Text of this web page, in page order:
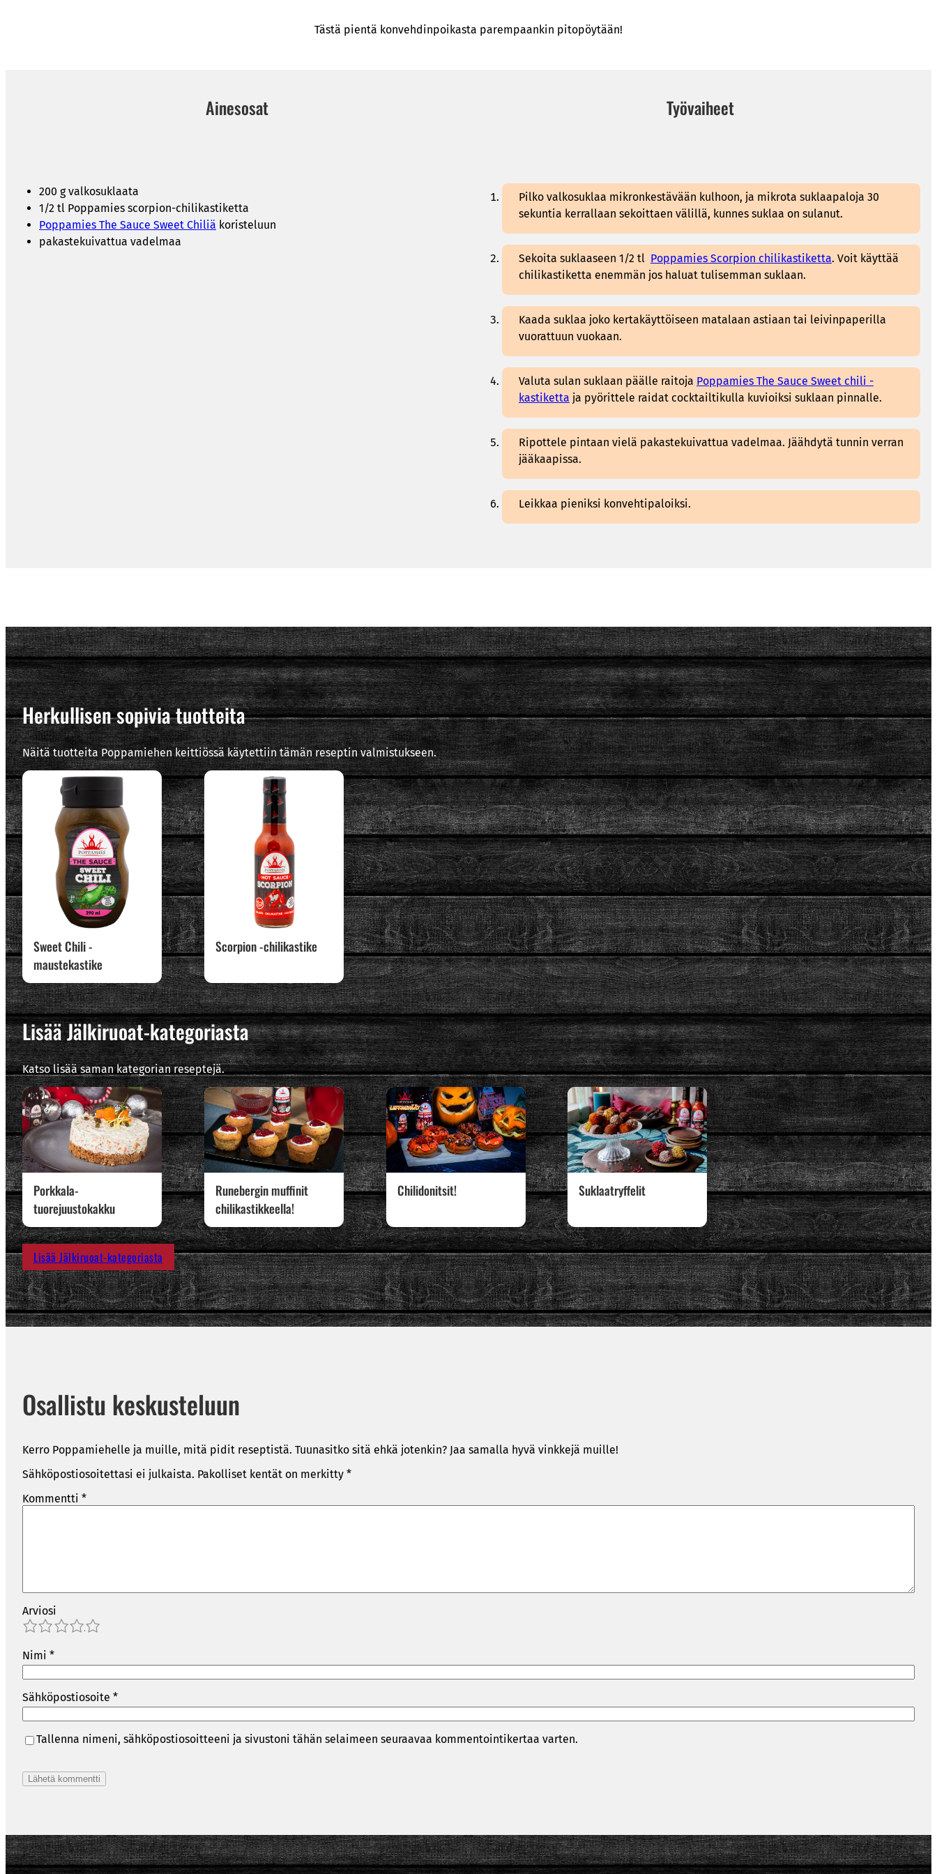
Tästä pientä konvehdinpoikasta parempaankin pitopöytään!
Ainesosat Työvaiheet
200 g valkosuklaata
1/2 tl Poppamies scorpion-chilikastiketta
Poppamies The Sauce Sweet Chiliä koristeluun
pakastekuivattua vadelmaa
Pilko valkosuklaa mikronkestävään kulhoon, ja mikrota suklaapaloja 30
sekuntia kerrallaan sekoittaen välillä, kunnes suklaa on sulanut.
Sekoita suklaaseen 1/2 tl Poppamies Scorpion chilikastiketta. Voit käyttää
chilikastiketta enemmän jos haluat tulisemman suklaan.
Kaada suklaa joko kertakäyttöiseen matalaan astiaan tai leivinpaperilla
vuorattuun vuokaan.
Valuta sulan suklaan päälle raitoja Poppamies The Sauce Sweet chili -
kastiketta ja pyörittele raidat cocktailtikulla kuvioiksi suklaan pinnalle.
Ripottele pintaan vielä pakastekuivattua vadelmaa. Jäähdytä tunnin verran
jääkaapissa.
Leikkaa pieniksi konvehtipaloiksi.
Herkullisen sopivia tuotteita
Näitä tuotteita Poppamiehen keittiössä käytettiin tämän reseptin valmistukseen.
Sweet Chili -
maustekastike
Scorpion -chilikastike
Lisää Jälkiruoat-kategoriasta
Katso lisää saman kategorian reseptejä.
Porkkala-
tuorejuustokakku
Runebergin muffinit
chilikastikkeella!
Chilidonitsit! Suklaatryffelit
Lisää Jälkiruoat-kategoriasta
Osallistu keskusteluun
Kerro Poppamiehelle ja muille, mitä pidit reseptistä. Tuunasitko sitä ehkä jotenkin? Jaa samalla hyvä vinkkejä muille!
Sähköpostiosoitettasi ei julkaista. Pakolliset kentät on merkitty *
Kommentti *
Arviosi
4
3
2
1
Nimi *
Sähköpostiosoite *
Tallenna nimeni, sähköpostiosoitteeni ja sivustoni tähän selaimeen seuraavaa kommentointikertaa varten.